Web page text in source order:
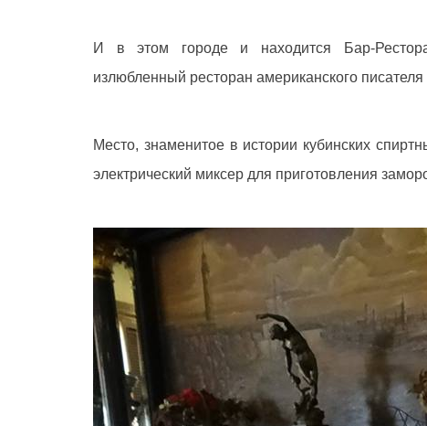
И в этом городе и находится Бар-
излюбленный ресторан американского
Место, знаменитое в истории кубинских
электрический миксер для приготовления